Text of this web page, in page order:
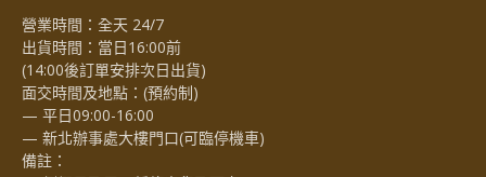
營業時間：全天 24/7
出貨時間：當日16:00前
(14:00後訂單安排次日出貨)
面交時間及地點：(預約制)
— 平日09:00-16:00
— 新北辦事處大樓門口(可臨停機車)
備註：